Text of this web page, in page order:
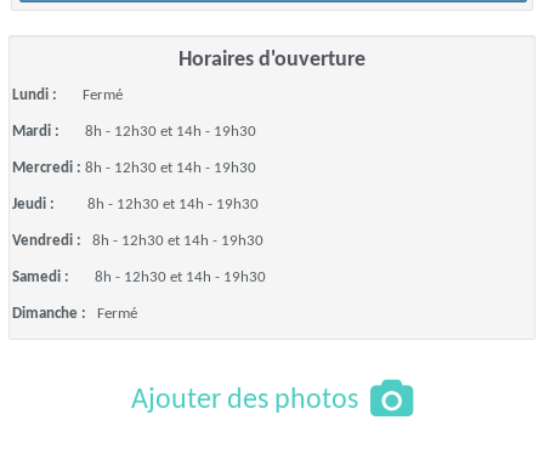
Horaires d'ouverture
Lundi : Fermé
Mardi : 8h - 12h30 et 14h - 19h30
Mercredi : 8h - 12h30 et 14h - 19h30
Jeudi : 8h - 12h30 et 14h - 19h30
Vendredi : 8h - 12h30 et 14h - 19h30
Samedi : 8h - 12h30 et 14h - 19h30
Dimanche : Fermé
Ajouter des photos